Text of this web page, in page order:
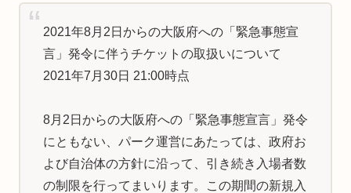
2021年8月2日からの大阪府への「緊急事態宣
言」発令に伴うチケットの取扱いについて
2021年7月30日 21:00時点
8月2日からの大阪府への「緊急事態宣言」発令
にともない、パーク運営にあたっては、政府お
よび自治体の方針に沿って、引き続き入場者数
の制限を行ってまいります。この期間の新規入